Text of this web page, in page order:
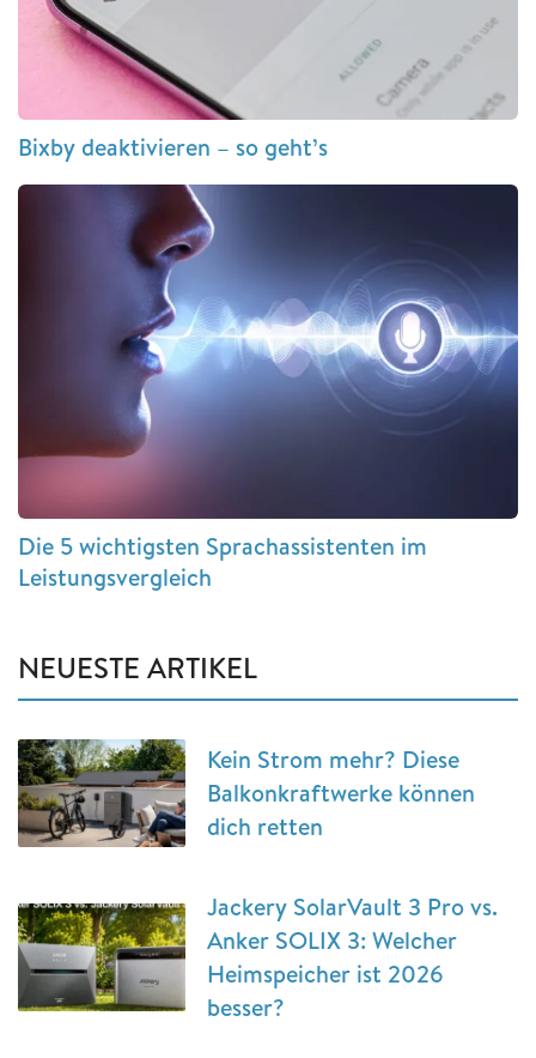
Bixby deaktivieren – so geht’s
Die 5 wichtigsten Sprachassistenten im
Leistungsvergleich
NEUESTE ARTIKEL
Kein Strom mehr? Diese
Balkonkraftwerke können
dich retten
Jackery SolarVault 3 Pro vs.
Anker SOLIX 3: Welcher
Heimspeicher ist 2026
besser?